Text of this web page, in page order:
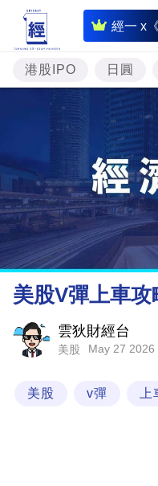
經一 x
即
時
財
經
專
題
投
資
樓
市
理
財
商
業
技
港股IPO 日圓
美股V彈上車攻
雲狄財經台
美股 May 27 2026
美股 v彈